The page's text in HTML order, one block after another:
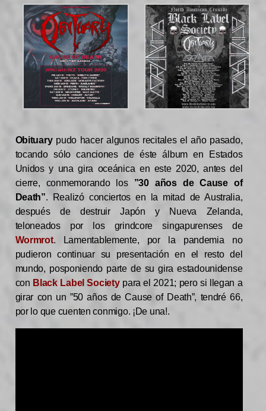
Obituarypudo hacer algunos recitales el año pasado,
tocando sólo canciones de éste álbum en Estados
Unidos y una gira oceánica en este 2020, antes del
cierre, conmemorando los ”30 años de Cause of
Death”. Realizó conciertos en la mitad de Australia,
después de destruir Japón y Nueva Zelanda,
teloneados por los grindcore singapurenses de
Wormrot. Lamentablemente, por la pandemia no
pudieron continuar su presentación en el resto del
mundo, posponiendo parte de su gira estadounidense
con Black Label Societypara el 2021; pero si llegan a
girar con un ”50 años de Cause of Death”, tendré 66,
por lo que cuenten conmigo. ¡De una!.